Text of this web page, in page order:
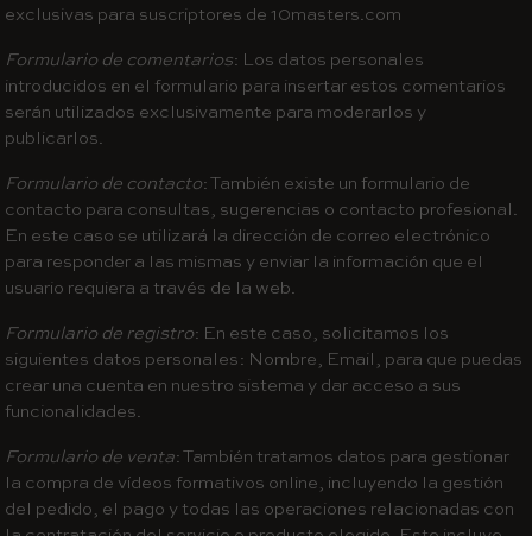
exclusivas para suscriptores de 10masters.com
Formulario de comentarios: Los datos personales
introducidos en el formulario para insertar estos comentarios
serán utilizados exclusivamente para moderarlos y
publicarlos.
Formulario de contacto: También existe un formulario de
contacto para consultas, sugerencias o contacto profesional.
En este caso se utilizará la dirección de correo electrónico
para responder a las mismas y enviar la información que el
usuario requiera a través de la web.
Formulario de registro: En este caso, solicitamos los
siguientes datos personales: Nombre, Email, para que puedas
crear una cuenta en nuestro sistema y dar acceso a sus
funcionalidades.
Formulario de venta: También tratamos datos para gestionar
la compra de vídeos formativos online, incluyendo la gestión
del pedido, el pago y todas las operaciones relacionadas con